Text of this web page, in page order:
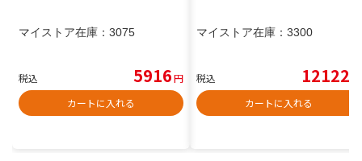
マイストア在庫： 3075
税込 5916円
カートに入れる
マイストア在庫： 3300
税込 12122
カートに入れる